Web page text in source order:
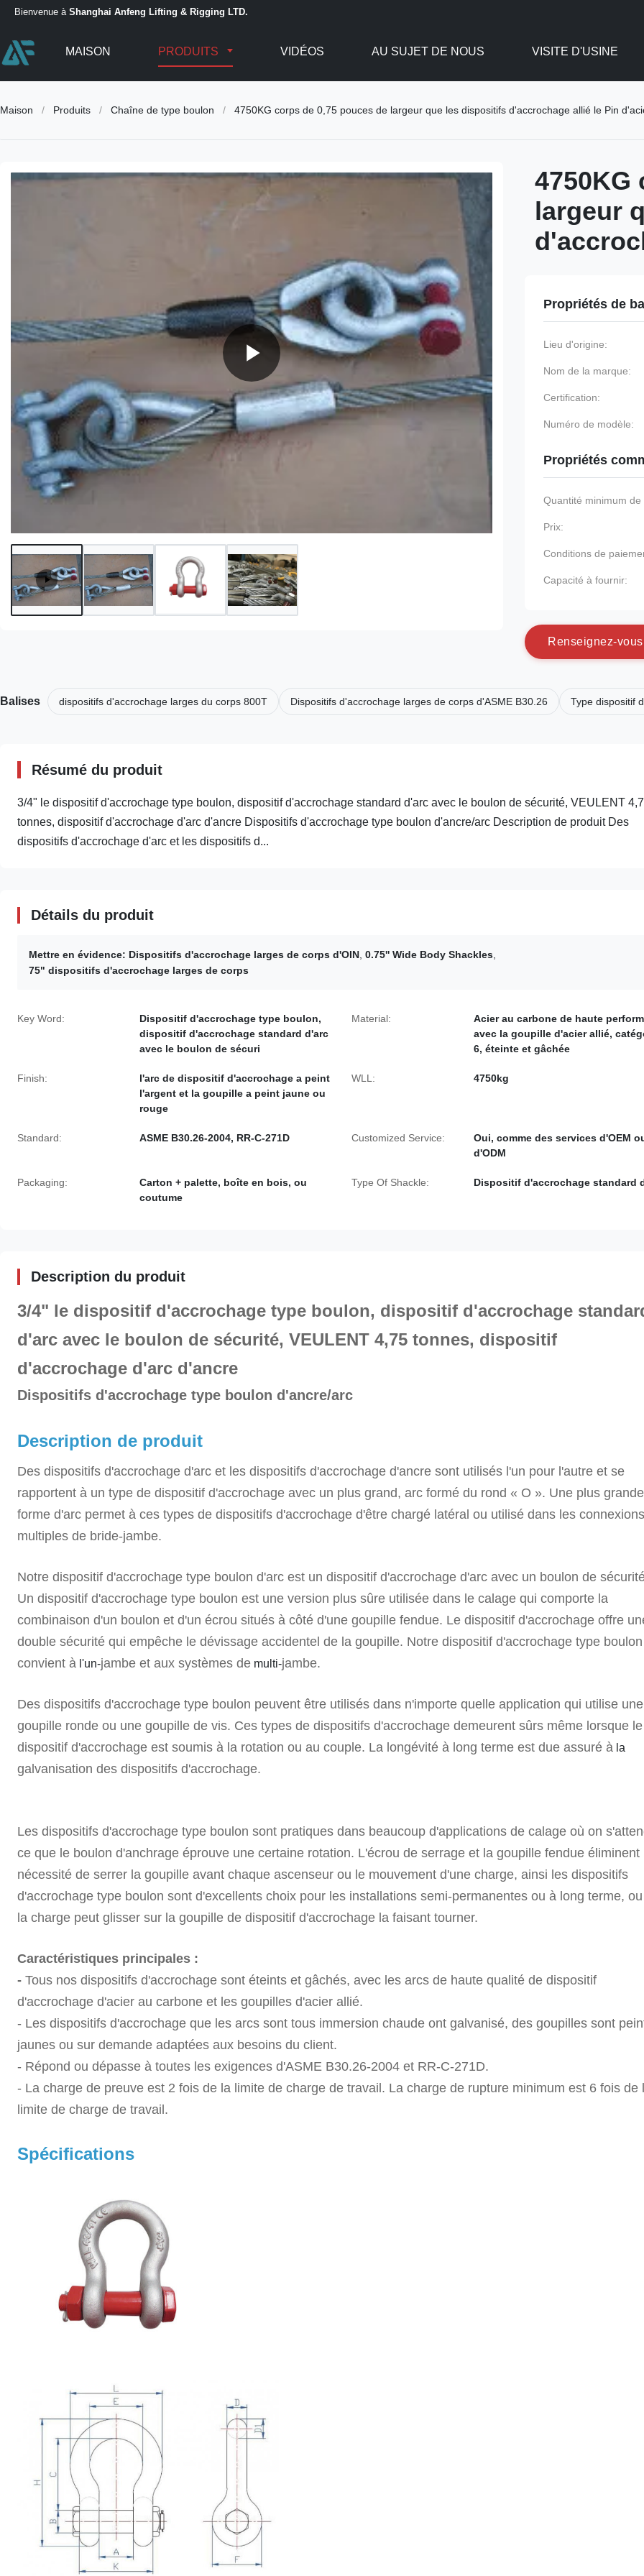
Bienvenue à Shanghai Anfeng Lifting & Rigging LTD.
MAISON PRODUITS VIDÉOS AU SUJET DE NOUS VISITE D'USINE
Maison / Produits / Chaîne de type boulon / 4750KG corps de 0,75 pouces de largeur que les dispositifs d'accrochage allié le Pin
4750KG
largeur
Propriétés de
Lieu d'origine:
Nom de la marque:
Certification:
Numéro de modèle:
Propriétés
Quantité minimum
Prix:
Conditions de
Capacité à fournir:
Renseignez-vous
Balises dispositifs d'accrochage larges du corps 800T Dispositifs d'accrochage larges de corps d'ASME B30.26 Type dispositif
Résumé du produit
3/4" le dispositif d'accrochage type boulon, dispositif d'accrochage standard d'arc avec le boulon de sécurité, VEULENT
tonnes, dispositif d'accrochage d'arc d'ancre Dispositifs d'accrochage type boulon d'ancre/arc Description de produit Des
dispositifs d'accrochage d'arc et les dispositifs d...
Détails du produit
Mettre en évidence: Dispositifs d'accrochage larges de corps d'OIN 0.75'' Wide Body Shackles
75" dispositifs d'accrochage larges de corps
Key Word:
Dispositif d'accrochage type boulon,
dispositif d'accrochage standard d'arc
avec le boulon de sécuri
Material:
Acier au carbone de haute
avec la goupille d'acier allié,
6, éteinte et gâchée
Finish:
l'arc de dispositif d'accrochage a peint
l'argent et la goupille a peint jaune ou
rouge
WLL: 4750kg
Standard: ASME B30.26-2004, RR-C-271D Customized Service:
Oui, comme des services d'OEM
d'ODM
Packaging:
Carton + palette, boîte en bois, ou
coutume
Type Of Shackle: Dispositif d'accrochage standard
Description du produit
3/4" le dispositif d'accrochage type boulon, dispositif d'accrochage
d'arc avec le boulon de sécurité, VEULENT 4,75 tonnes, dispositif
d'accrochage d'arc d'ancre
Dispositifs d'accrochage type boulon d'ancre/arc
Description de produit
Des dispositifs d'accrochage d'arc et les dispositifs d'accrochage d'ancre sont utilisés l'un pour l'autre et se
rapportent à un type de dispositif d'accrochage avec un plus grand, arc formé du rond « O ». Une plus grande
forme d'arc permet à ces types de dispositifs d'accrochage d'être chargé latéral ou utilisé dans les connexions
multiples de bride-jambe.
Notre dispositif d'accrochage type boulon d'arc est un dispositif d'accrochage d'arc avec un boulon de
Un dispositif d'accrochage type boulon est une version plus sûre utilisée dans le calage qui comporte la
combinaison d'un boulon et d'un écrou situés à côté d'une goupille fendue. Le dispositif d'accrochage offre
double sécurité qui empêche le dévissage accidentel de la goupille. Notre dispositif d'accrochage type boulon
convient à l'un-jambe et aux systèmes de multi-jambe.
Des dispositifs d'accrochage type boulon peuvent être utilisés dans n'importe quelle application qui utilise une
goupille ronde ou une goupille de vis. Ces types de dispositifs d'accrochage demeurent sûrs même lorsque le
dispositif d'accrochage est soumis à la rotation ou au couple. La longévité à long terme est due assuré à la
galvanisation des dispositifs d'accrochage.
Les dispositifs d'accrochage type boulon sont pratiques dans beaucoup d'applications de calage où on
ce que le boulon d'anchrage éprouve une certaine rotation. L'écrou de serrage et la goupille fendue éliminent
nécessité de serrer la goupille avant chaque ascenseur ou le mouvement d'une charge, ainsi les dispositifs
d'accrochage type boulon sont d'excellents choix pour les installations semi-permanentes ou à long terme,
la charge peut glisser sur la goupille de dispositif d'accrochage la faisant tourner.
Caractéristiques principales :
- Tous nos dispositifs d'accrochage sont éteints et gâchés, avec les arcs de haute qualité de dispositif
d'accrochage d'acier au carbone et les goupilles d'acier allié.
- Les dispositifs d'accrochage que les arcs sont tous immersion chaude ont galvanisé, des goupilles sont
jaunes ou sur demande adaptées aux besoins du client.
- Répond ou dépasse à toutes les exigences d'ASME B30.26-2004 et RR-C-271D.
- La charge de preuve est 2 fois de la limite de charge de travail. La charge de rupture minimum est 6 fois de
limite de charge de travail.
Spécifications